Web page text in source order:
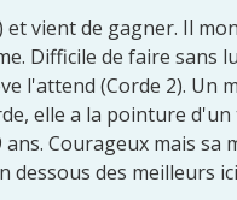
et vient de gagner. Il
Difficile de faire sans
l'attend (Corde 2). Un
elle a la pointure
ans. Courageux mais
dessous des meilleurs